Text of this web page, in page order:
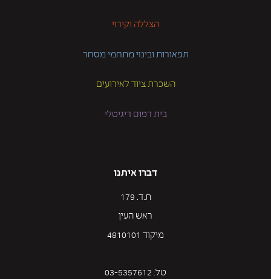
הצללה וקירוי
תפאורות ובינוי מתחמי מסחר
השכרת ציוד לאירועים
בית דפוס דיגיטלי
דברו איתנו
ת.ד. 179
ראש העין
מיקוד 4810101
טל. 03-5357612